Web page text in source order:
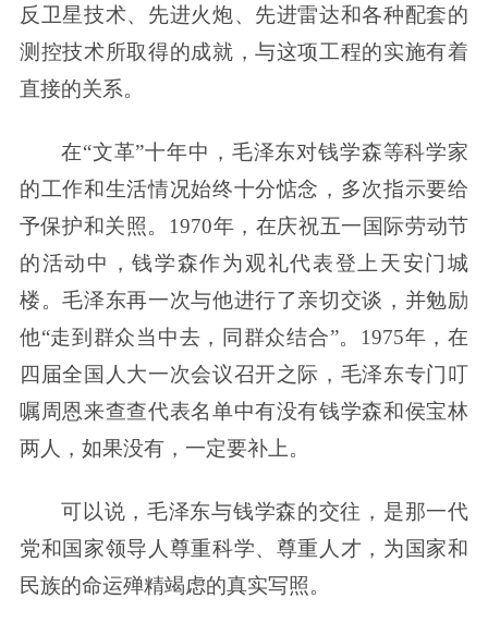
反卫星技术、先进火炮、先进雷达和各种配套的
测控技术所取得的成就，与这项工程的实施有着
直接的关系。
在“文革”十年中，毛泽东对钱学森等科学家
的工作和生活情况始终十分惦念，多次指示要给
予保护和关照。1970年，在庆祝五一国际劳动节
的活动中，钱学森作为观礼代表登上天安门城
楼。毛泽东再一次与他进行了亲切交谈，并勉励
他“走到群众当中去，同群众结合”。1975年，在
四届全国人大一次会议召开之际，毛泽东专门叮
嘱周恩来查查代表名单中有没有钱学森和侯宝林
两人，如果没有，一定要补上。
可以说，毛泽东与钱学森的交往，是那一代
党和国家领导人尊重科学、尊重人才，为国家和
民族的命运殚精竭虑的真实写照。